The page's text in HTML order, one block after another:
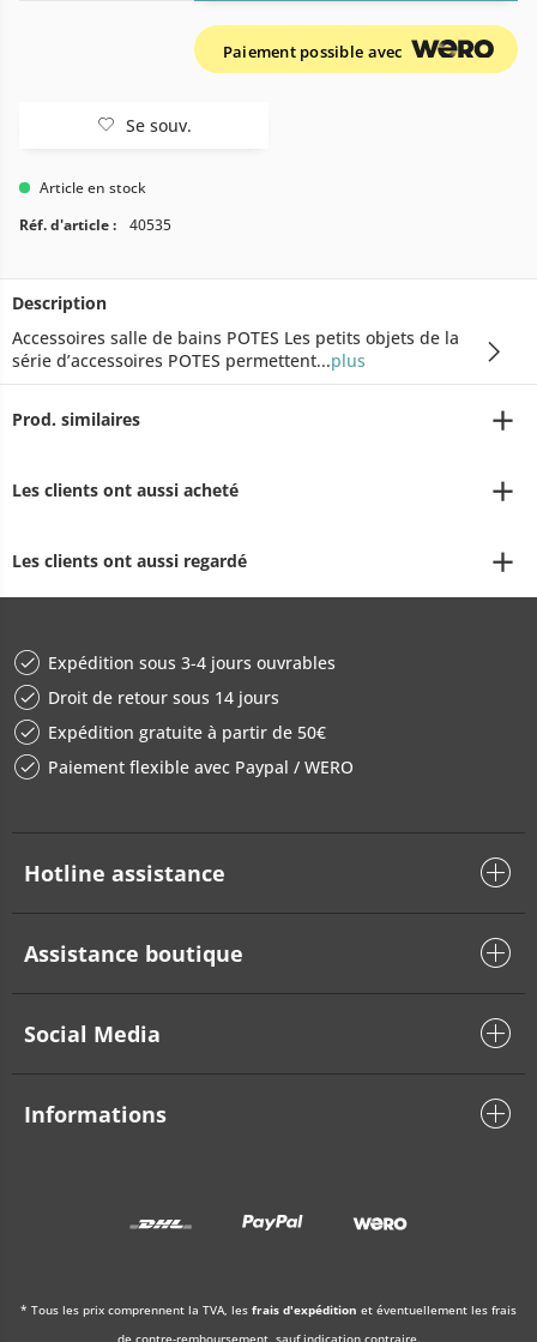
Paiement possible avec
Se souv.
Article en stock
Réf. d'article :
40535
Description
Accessoires salle de bains POTES Les petits objets de la
série d’accessoires POTES permettent...plus
Prod. similaires
Les clients ont aussi acheté
Les clients ont aussi regardé
Expédition sous 3-4 jours ouvrables
Droit de retour sous 14 jours
Expédition gratuite à partir de 50€
Paiement flexible avec Paypal / WERO
Hotline assistance
Assistance boutique
Social Media
Informations
* Tous les prix comprennent la TVA, les frais d'expédition et éventuellement les frais